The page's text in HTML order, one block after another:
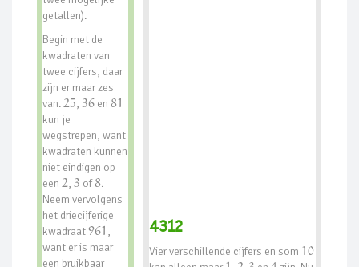
getallen).
Begin met de
kwadraten van
twee cijfers, daar
zijn er maar zes
van. 25, 36en 81
kun je
wegstrepen, want
kwadraten kunnen
niet eindigen op
een 2, 3 of8.
Neem vervolgens
het driecijferige
kwadraat961 ,
want er is maar
een bruikbaar
4312
Vier verschillende cijfers en som 10